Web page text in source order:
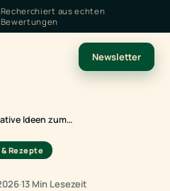
Recherchiert aus echten
Bewertungen
Newsletter
Ideen zum…
& Rezepte
·13 Min Lesezeit